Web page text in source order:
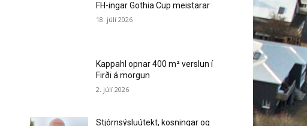
FH-ingar Gothia Cup meistarar
18. júlí 2026
Kappahl opnar 400 m² verslun í
Firði á morgun
2. júlí 2026
Stjórnsýsluútekt, kosningar og